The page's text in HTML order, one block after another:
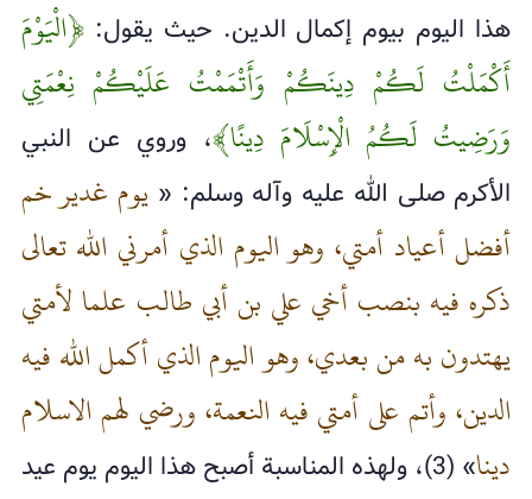
هذا اليوم بيوم إكمال الدين. حيث يقول:﴿الْيَوْمَ
أَكْمَلْتُ لَكُمْ دِينَكُمْ وَأَتْمَمْتُ عَلَيْكُمْ نِعْمَتِي
وَرَضِيتُ لَكُمُ الْإِسْلَامَ دِينًا﴾، وروي عن النبي
الأكرم صلى الله عليه وآله وسلم: « يوم غدير خم
أفضل أعياد أمتي، وهو اليوم الذي أمرني الله تعالى
ذكره فيه بنصب أخي علي بن أبي طالب علما لأمتي
يهتدون به من بعدي، وهو اليوم الذي أكمل الله فيه
الدين، وأتم على أمتي فيه النعمة، ورضي لهم الاسلام
دينا
» (3)، ولهذه المناسبة أصبح هذا اليوم يوم عيد